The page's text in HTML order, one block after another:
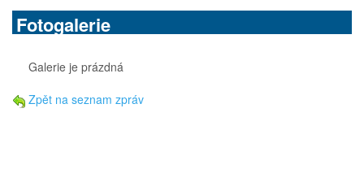
Fotogalerie
Galerie je prázdná
Zpět na seznam zpráv